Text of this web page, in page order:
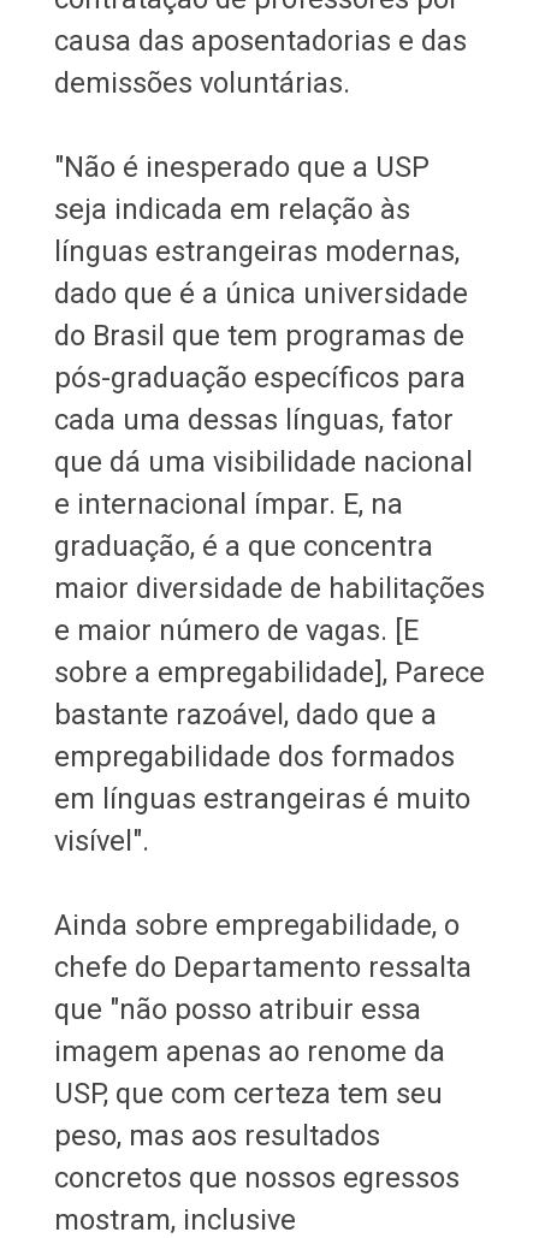
causa das aposentadorias e das
demissões voluntárias.
"Não é inesperado que a USP
seja indicada em relação às
línguas estrangeiras modernas,
dado que é a única universidade
do Brasil que tem programas de
pós-graduação específicos para
cada uma dessas línguas, fator
que dá uma visibilidade nacional
e internacional ímpar. E, na
graduação, é a que concentra
maior diversidade de habilitações
e maior número de vagas. [E
sobre a empregabilidade], Parece
bastante razoável, dado que a
empregabilidade dos formados
em línguas estrangeiras é muito
visível".
Ainda sobre empregabilidade, o
chefe do Departamento ressalta
que "não posso atribuir essa
imagem apenas ao renome da
USP, que com certeza tem seu
peso, mas aos resultados
concretos que nossos egressos
mostram, inclusive